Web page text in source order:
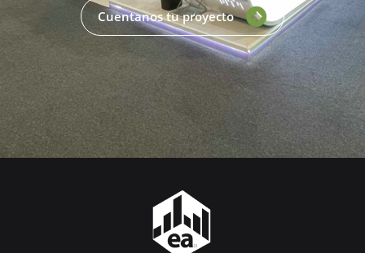
Cuentanos tu proyecto